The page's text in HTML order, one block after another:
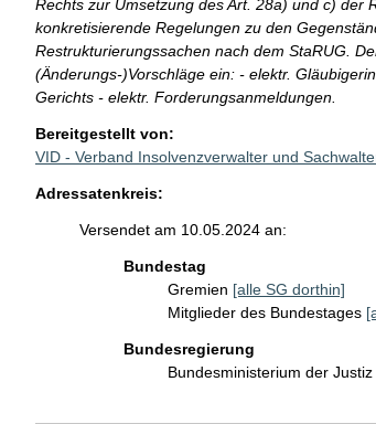
Rechts zur Umsetzung des Art. 28a) und c) der
konkretisierende Regelungen zu den
Restrukturierungssachen nach dem StaRUG.
(Änderungs-)Vorschläge ein: - elektr.
Gerichts - elektr. Forderungsanmeldungen.
Bereitgestellt von:
VID - Verband Insolvenzverwalter und
Adressatenkreis:
Versendet am 10.05.2024 an:
Bundestag
Gremien [alle SG dorthin]
Mitglieder des Bundestages
Bundesregierung
Bundesministerium der